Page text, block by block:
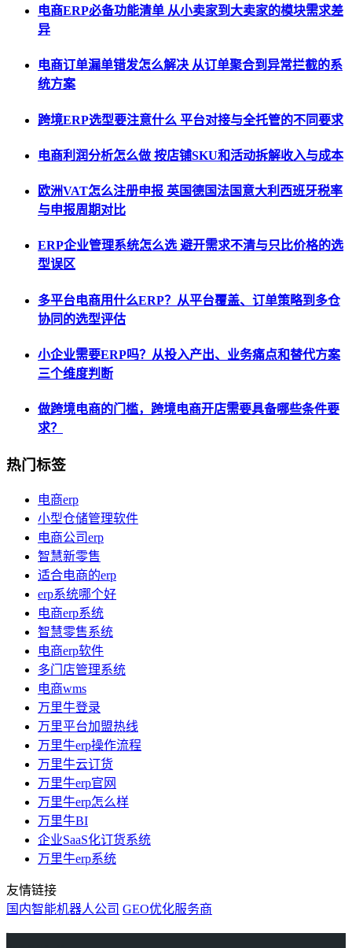
电商ERP必备功能清单 从小卖家到大卖家的模块需求差
异
电商订单漏单错发怎么解决 从订单聚合到异常拦截的系
统方案
跨境ERP选型要注意什么 平台对接与全托管的不同要求
电商利润分析怎么做 按店铺SKU和活动拆解收入与成本
欧洲VAT怎么注册申报 英国德国法国意大利西班牙税率
与申报周期对比
ERP企业管理系统怎么选 避开需求不清与只比价格的选
型误区
多平台电商用什么ERP？从平台覆盖、订单策略到多仓
协同的选型评估
小企业需要ERP吗？从投入产出、业务痛点和替代方案
三个维度判断
做跨境电商的门槛，跨境电商开店需要具备哪些条件要
求？
热门标签
电商erp
小型仓储管理软件
电商公司erp
智慧新零售
适合电商的erp
erp系统哪个好
电商erp系统
智慧零售系统
电商erp软件
多门店管理系统
电商wms
万里牛登录
万里平台加盟热线
万里牛erp操作流程
万里牛云订货
万里牛erp官网
万里牛erp怎么样
万里牛BI
企业SaaS化订货系统
万里牛erp系统
友情链接
国内智能机器人公司 GEO优化服务商